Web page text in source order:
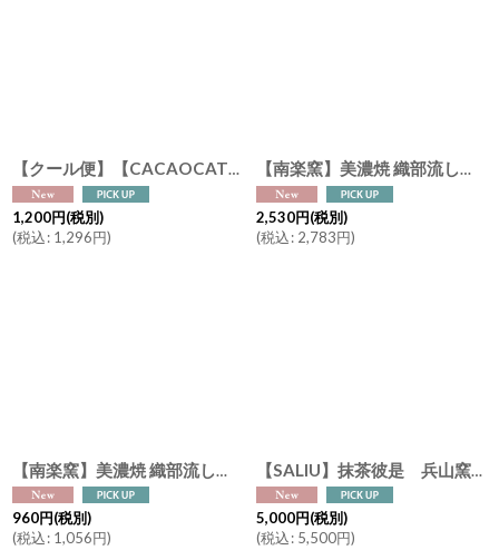
【クール便】【CACAOCAT】 I love CACAOCAT缶 6個入り YOU＆ME チョコレート (ダーク、ミルク、ホワイト、ストロベリー、抹茶、ヘーゼルナッツ)
1,200円(税別)
(税込: 1,296円)
【南楽窯】美濃焼 織部流し 片口抹茶碗 日本製 φ13cm 抹茶オレ
2,530円(税別)
(税込: 2,783円)
【南楽窯】美濃焼 織部流し 湯呑み 小鉢 日本製 φ8.5cm [NR-
960円(税別)
(税込: 1,056円)
【SALIU】抹茶彼是 兵山窯 片口抹茶碗 粉引き 黒柿釉 美濃焼 日本製 SALIU craft Japan 抹茶ラテ 抹茶を楽しむ
5,000円(税別)
(税込: 5,500円)